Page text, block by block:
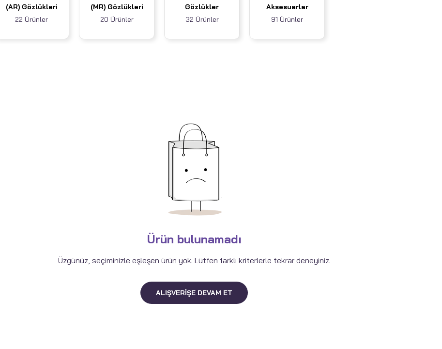
(AR) Gözlükleri
22 Ürünler
(MR) Gözlükleri
20 Ürünler
Gözlükler
32 Ürünler
Aksesuarlar
91 Ürünler
Ürün bulunamadı
Üzgünüz, seçiminizle eşleşen ürün yok. Lütfen farklı kriterlerle tekrar deneyiniz.
ALIŞVERIŞE DEVAM ET